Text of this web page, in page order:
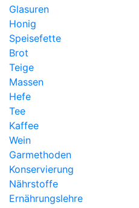
Glasuren
Honig
Speisefette
Brot
Teige
Massen
Hefe
Tee
Kaffee
Wein
Garmethoden
Konservierung
Nährstoffe
Ernährungslehre